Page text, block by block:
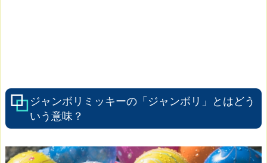
ジャンボリミッキーの「ジャンボリ」とはどう
いう意味？